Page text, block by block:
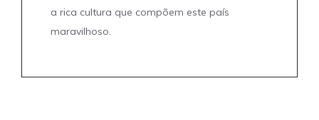
a rica cultura que compõem este país
maravilhoso.